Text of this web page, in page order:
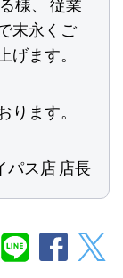
様、 従業
末永くご
げます。
ります。
パス店 店長